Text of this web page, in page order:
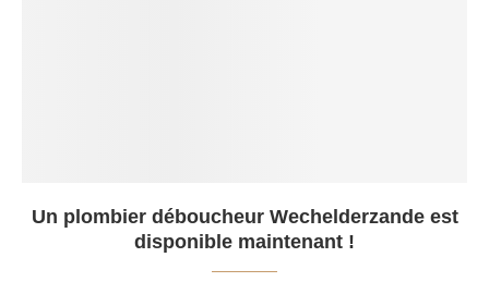
Un plombier déboucheur Wechelderzande est
disponible maintenant !